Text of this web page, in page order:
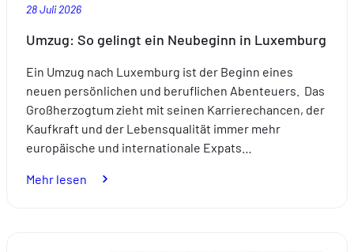
28 Juli 2026
Umzug: So gelingt ein Neubeginn in Luxemburg
Ein Umzug nach Luxemburg ist der Beginn eines
neuen persönlichen und beruflichen Abenteuers. Das
Großherzogtum zieht mit seinen Karrierechancen, der
Kaufkraft und der Lebensqualität immer mehr
europäische und internationale Expats…
Mehr lesen